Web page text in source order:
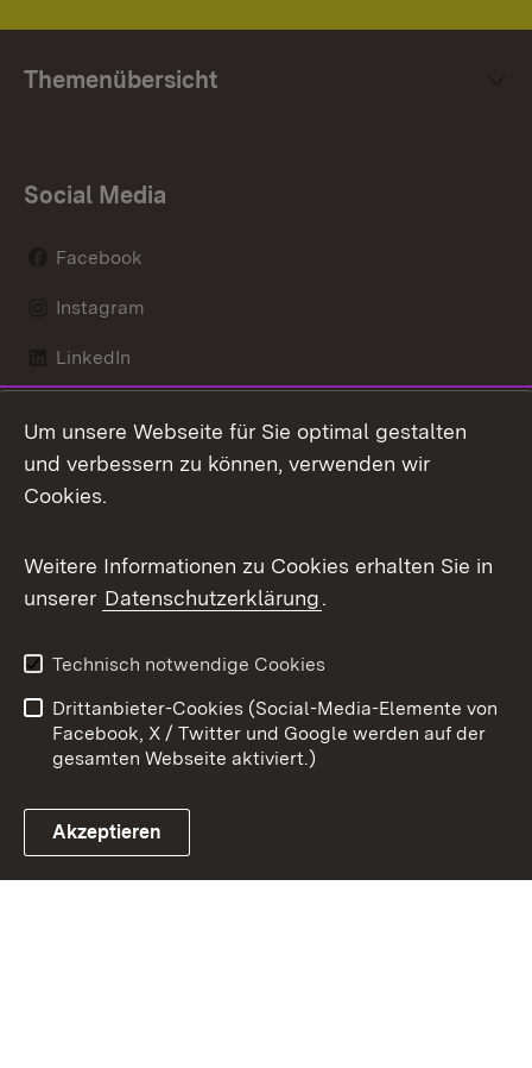
Themenübersicht
Social Media
Facebook
Instagram
LinkedIn
X / Twitter
Youtube
Link zum Landesportal
Kontakt
Datenschutz
Barrierefreiheit
Impressum
Cookies
Um unsere Webseite für Sie optimal gestalten
und verbessern zu können, verwenden wir
Cookies.
Weitere Informationen zu Cookies erhalten Sie in
unserer Datenschutzerklärung.
Technisch notwendige Cookies
Drittanbieter-Cookies (Social-Media-Elemente von
Facebook, X / Twitter und Google werden auf der
gesamten Webseite aktiviert.)
Akzeptieren